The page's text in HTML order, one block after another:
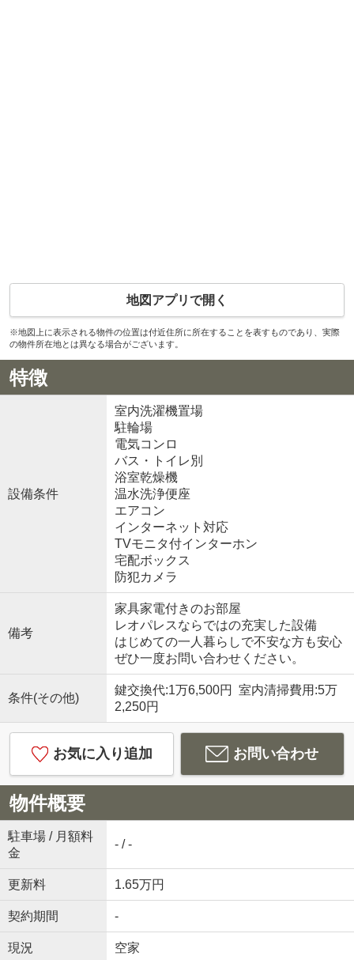
地図アプリで開く
※地図上に表示される物件の位置は付近住所に所在することを表すものであり、実際
の物件所在地とは異なる場合がございます。
特徴
設備条件
室内洗濯機置場
駐輪場
電気コンロ
バス・トイレ別
浴室乾燥機
温水洗浄便座
エアコン
インターネット対応
TVモニタ付インターホン
宅配ボックス
防犯カメラ
備考
家具家電付きのお部屋
レオパレスならではの充実した設備
はじめての一人暮らしで不安な方も安心
ぜひ一度お問い合わせください。
条件(その他)
鍵交換代:1万6,500円 室内清掃費用:5万
2,250円
お気に入り追加 お問い合わせ
物件概要
駐車場 / 月額料
金
- / -
更新料 1.65万円
契約期間 -
現況 空家